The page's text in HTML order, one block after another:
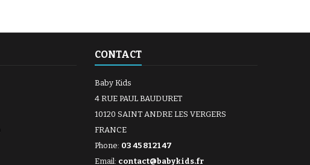
CONTACT
Baby Kids
4 RUE PAUL BAUDURET
10120 SAINT ANDRE LES VERGERS
FRANCE
Phone: 03 45 81 21 47
Email: contact@babykids.fr